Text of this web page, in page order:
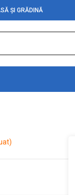
ȘI GRĂDINĂ